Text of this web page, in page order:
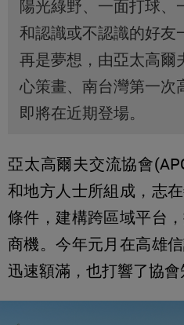
陽光綠野、一面打球、
和認識或不認識的好友
再是夢想，由亞太高爾
心策畫、南台灣第一次
即將在近期登場。
亞太高爾夫交流協會(APG)是由南台灣產官學界
和地方人士所組成，志
條件，建構跨區域平台
商機。今年元月在高雄
迅速額滿，也打響了協會